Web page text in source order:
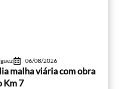
06/08/2026
malha viária com obra
Km 7